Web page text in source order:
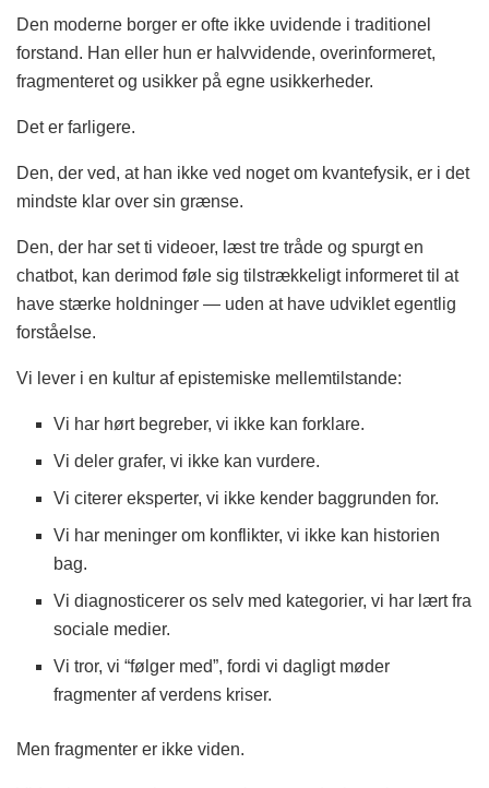
Den moderne borger er ofte ikke uvidende i traditionel
forstand. Han eller hun er halvvidende, overinformeret,
fragmenteret og usikker på egne usikkerheder.
Det er farligere.
Den, der ved, at han ikke ved noget om kvantefysik, er i det
mindste klar over sin grænse.
Den, der har set ti videoer, læst tre tråde og spurgt en
chatbot, kan derimod føle sig tilstrækkeligt informeret til at
have stærke holdninger — uden at have udviklet egentlig
forståelse.
Vi lever i en kultur af epistemiske mellemtilstande:
Vi har hørt begreber, vi ikke kan forklare.
Vi deler grafer, vi ikke kan vurdere.
Vi citerer eksperter, vi ikke kender baggrunden for.
Vi har meninger om konflikter, vi ikke kan historien
bag.
Vi diagnosticerer os selv med kategorier, vi har lært fra
sociale medier.
Vi tror, vi “følger med”, fordi vi dagligt møder
fragmenter af verdens kriser.
Men fragmenter er ikke viden.